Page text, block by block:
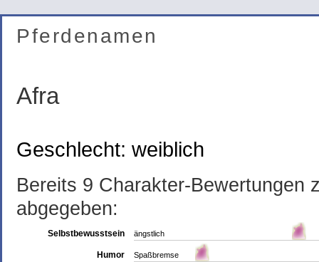
Pferdenamen
Afra
Geschlecht: weiblich
Bereits 9 Charakter-Bewertungen
abgegeben:
Selbstbewusstsein ängstlich
Humor Spaßbremse